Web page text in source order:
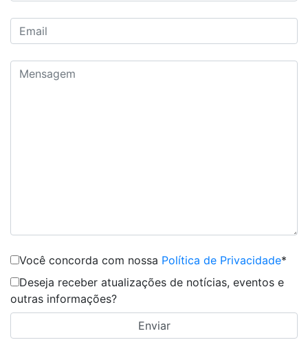
Você concorda com nossa Política de Privacidade*
Deseja receber atualizações de notícias, eventos e
outras informações?